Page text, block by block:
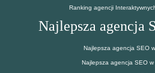
Ranking agencji
Najlepsza agencja
Najlepsza agencja SEO
Najlepsza agencja SEO w